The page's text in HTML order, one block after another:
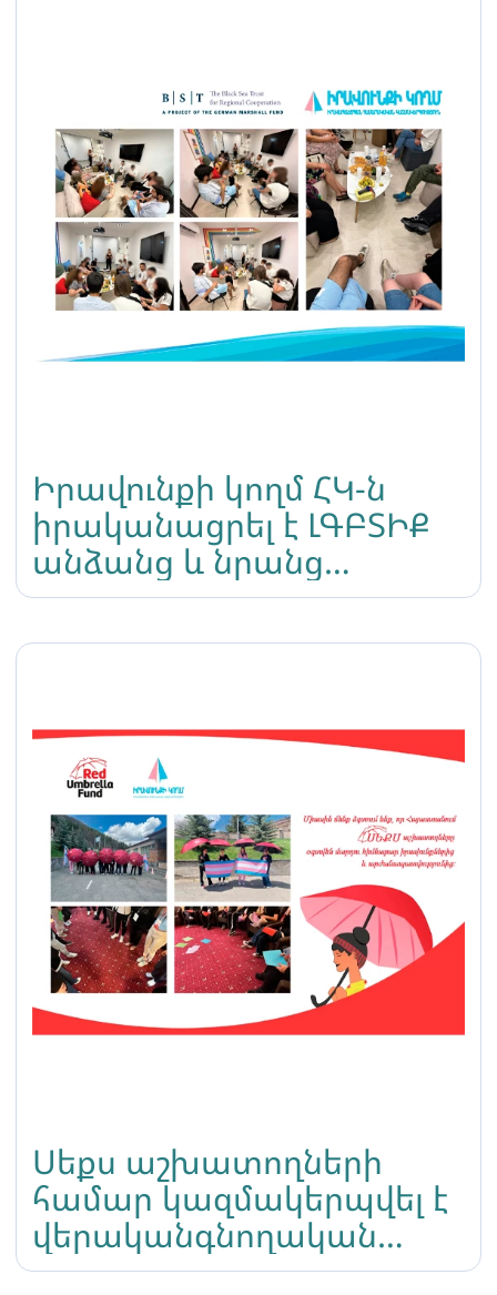
Իրավունքի կողմ ՀԿ-ն
իրականացրել է ԼԳԲՏԻՔ
անձանց և նրանց
ծնողների հետ
հանդիպում
Սեքս աշխատողների
համար կազմակերպվել է
վերականգնողական
րիթրիթ